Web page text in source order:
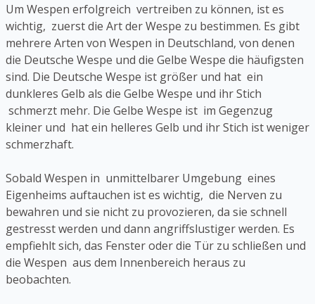
Um Wespen erfolgreich vertreiben zu können, ist es
wichtig, zuerst die Art der Wespe zu bestimmen. Es gibt
mehrere Arten von Wespen in Deutschland, von denen
die Deutsche Wespe und die Gelbe Wespe die häufigsten
sind. Die Deutsche Wespe ist größer und hat ein
dunkleres Gelb als die Gelbe Wespe und ihr Stich
schmerzt mehr. Die Gelbe Wespe ist im Gegenzug
kleiner und hat ein helleres Gelb und ihr Stich ist weniger
schmerzhaft.
Sobald Wespen in unmittelbarer Umgebung eines
Eigenheims auftauchen ist es wichtig, die Nerven zu
bewahren und sie nicht zu provozieren, da sie schnell
gestresst werden und dann angriffslustiger werden. Es
empfiehlt sich, das Fenster oder die Tür zu schließen und
die Wespen aus dem Innenbereich heraus zu
beobachten.